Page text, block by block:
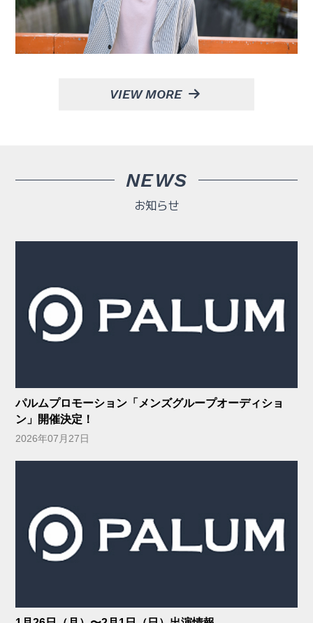
VIEW MORE
NEWS
お知らせ
パルムプロモーション「メンズグループオーディショ
ン」開催決定！
2026年07月27日